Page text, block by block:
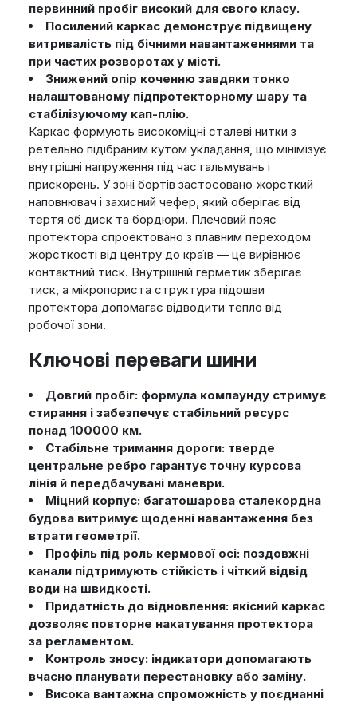
первинний пробіг високий для свого класу.
Посилений каркас демонструє підвищену
витривалість під бічними навантаженнями та
при частих розворотах у місті.
Знижений опір коченню завдяки тонко
налаштованому підпротекторному шару та
стабілізуючому кап-плію.
Каркас формують високоміцні сталеві нитки з
ретельно підібраним кутом укладання, що мінімізує
внутрішні напруження під час гальмувань і
прискорень. У зоні бортів застосовано жорсткий
наповнювач і захисний чефер, який оберігає від
тертя об диск та бордюри. Плечовий пояс
протектора спроектовано з плавним переходом
жорсткості від центру до країв — це вирівнює
контактний тиск. Внутрішній герметик зберігає
тиск, а мікропориста структура підошви
протектора допомагає відводити тепло від
робочої зони.
Ключові переваги шини
Довгий пробіг: формула компаунду стримує
стирання і забезпечує стабільний ресурс
понад 100000 км.
Стабільне тримання дороги: тверде
центральне ребро гарантує точну курсова
лінія й передбачувані маневри.
Міцний корпус: багатошарова сталекордна
будова витримує щоденні навантаження без
втрати геометрії.
Профіль під роль кермової осі: поздовжні
канали підтримують стійкість і чіткий відвід
води на швидкості.
Придатність до відновлення: якісний каркас
дозволяє повторне накатування протектора
за регламентом.
Контроль зносу: індикатори допомагають
вчасно планувати перестановку або заміну.
Висока вантажна спроможність у поєднанні